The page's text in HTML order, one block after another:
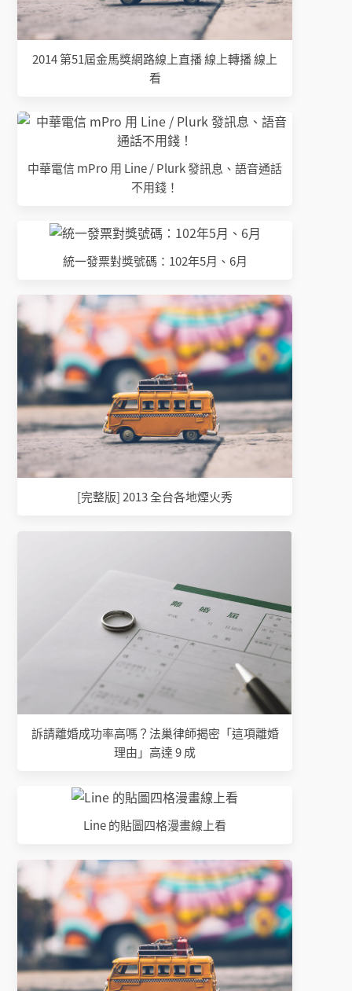
2014 第51屆金馬獎網路線上直播 線上轉播 線上
看
中華電信 mPro 用 Line / Plurk 發訊息、語音通話
不用錢！
統一發票對獎號碼：102年5月、6月
[完整版] 2013 全台各地煙火秀
訴請離婚成功率高嗎？法巢律師揭密「這項離婚
理由」高達 9 成
Line 的貼圖四格漫畫線上看